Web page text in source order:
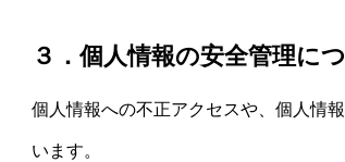
３．個人情報の安全管理に
個人情報への不正アクセスや、個人情
います。